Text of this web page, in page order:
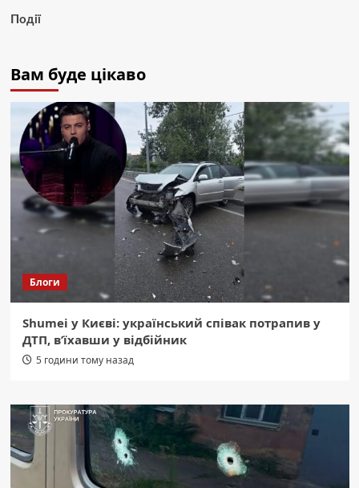
Події
Вам буде цікаво
Блоги
Shumei у Києві: український співак потрапив у
ДТП, в’їхавши у відбійник
5 години тому назад